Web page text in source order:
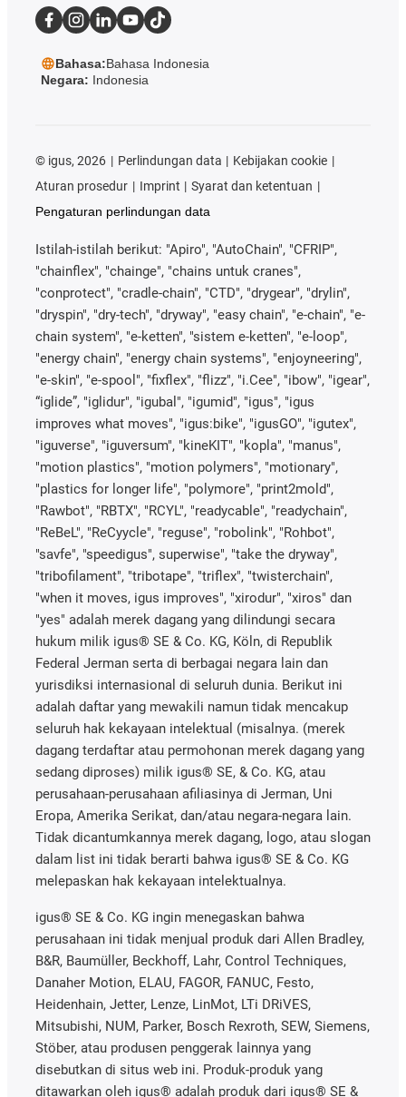
Bahasa:Bahasa Indonesia
Negara: Indonesia
© igus, 2026 Perlindungan data
Kebijakan cookie
Aturan prosedur
Imprint
Syarat dan ketentuan
Pengaturan perlindungan data
Istilah-istilah berikut: "Apiro", "AutoChain", "CFRIP",
"chainflex", "chainge", "chains untuk cranes",
"conprotect", "cradle-chain", "CTD", "drygear", "drylin",
"dryspin", "dry-tech", "dryway", "easy chain", "e-chain", "e-
chain system", "e-ketten", "sistem e-ketten", "e-loop",
"energy chain", "energy chain systems", "enjoyneering",
"e-skin", "e-spool", "fixflex", "flizz", "i.Cee", "ibow", "igear",
“iglide”, "iglidur", "igubal", "igumid", "igus", "igus
improves what moves", "igus:bike", "igusGO", "igutex",
"iguverse", "iguversum", "kineKIT", "kopla", "manus",
"motion plastics", "motion polymers", "motionary",
"plastics for longer life", "polymore", "print2mold",
"Rawbot", "RBTX", "RCYL", "readycable", "readychain",
"ReBeL", "ReCyycle", "reguse", "robolink", "Rohbot",
"savfe", "speedigus", superwise", "take the dryway",
"tribofilament", "tribotape", "triflex", "twisterchain",
"when it moves, igus improves", "xirodur", "xiros" dan
"yes" adalah merek dagang yang dilindungi secara
hukum milik igus® SE & Co. KG, Köln, di Republik
Federal Jerman serta di berbagai negara lain dan
yurisdiksi internasional di seluruh dunia. Berikut ini
adalah daftar yang mewakili namun tidak mencakup
seluruh hak kekayaan intelektual (misalnya. (merek
dagang terdaftar atau permohonan merek dagang yang
sedang diproses) milik igus® SE, & Co. KG, atau
perusahaan-perusahaan afiliasinya di Jerman, Uni
Eropa, Amerika Serikat, dan/atau negara-negara lain.
Tidak dicantumkannya merek dagang, logo, atau slogan
dalam list ini tidak berarti bahwa igus® SE & Co. KG
melepaskan hak kekayaan intelektualnya.
igus® SE & Co. KG ingin menegaskan bahwa
perusahaan ini tidak menjual produk dari Allen Bradley,
B&R, Baumüller, Beckhoff, Lahr, Control Techniques,
Danaher Motion, ELAU, FAGOR, FANUC, Festo,
Heidenhain, Jetter, Lenze, LinMot, LTi DRiVES,
Mitsubishi, NUM, Parker, Bosch Rexroth, SEW, Siemens,
Stöber, atau produsen penggerak lainnya yang
disebutkan di situs web ini. Produk-produk yang
ditawarkan oleh igus® adalah produk dari igus® SE &